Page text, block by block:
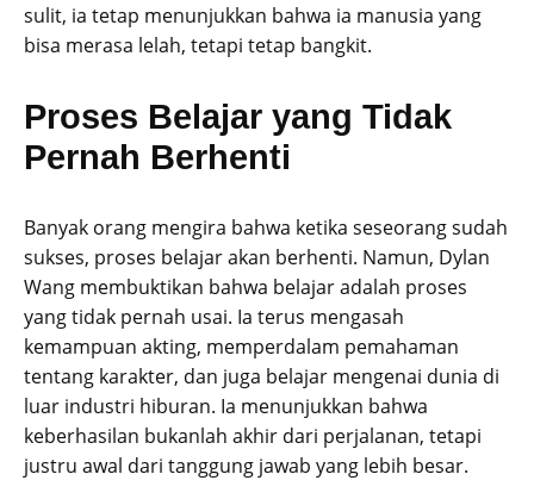
sulit, ia tetap menunjukkan bahwa ia manusia yang
bisa merasa lelah, tetapi tetap bangkit.
Proses Belajar yang Tidak
Pernah Berhenti
Banyak orang mengira bahwa ketika seseorang sudah
sukses, proses belajar akan berhenti. Namun, Dylan
Wang membuktikan bahwa belajar adalah proses
yang tidak pernah usai. Ia terus mengasah
kemampuan akting, memperdalam pemahaman
tentang karakter, dan juga belajar mengenai dunia di
luar industri hiburan. Ia menunjukkan bahwa
keberhasilan bukanlah akhir dari perjalanan, tetapi
justru awal dari tanggung jawab yang lebih besar.